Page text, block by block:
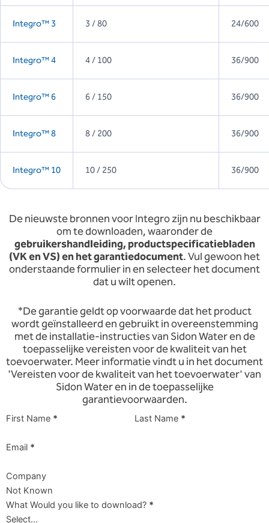
Integro™ 3 3 / 80 24/600
Integro™ 4 4 / 100 36/900
Integro™ 6 6 / 150 36/900
Integro™ 8 8 / 200 36/900
Integro™ 10 10 / 250 36/900
De nieuwste bronnen voor Integro zijn nu beschikbaar
om te downloaden, waaronder de
gebruikershandleiding, productspecificatiebladen
(VK en VS) en het garantiedocument. Vul gewoon het
onderstaande formulier in en selecteer het document
dat u wilt openen.
*De garantie geldt op voorwaarde dat het product
wordt geïnstalleerd en gebruikt in overeenstemming
met de installatie-instructies van Sidon Water en de
toepasselijke vereisten voor de kwaliteit van het
toevoerwater. Meer informatie vindt u in het document
'Vereisten voor de kwaliteit van het toevoerwater' van
Sidon Water en in de toepasselijke
garantievoorwaarden.
First Name * Last Name *
Email *
Company
What Would you like to download? *